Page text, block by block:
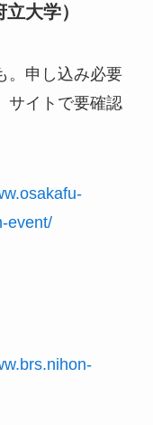
大学）
。申し込み必要
サイトで要確認
event/